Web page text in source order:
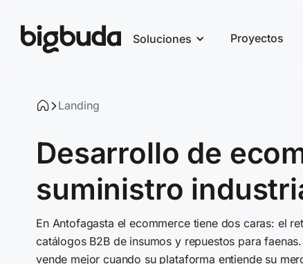
Soluciones Proyectos
Landing
Desarrollo de
suministro
En Antofagasta el ecommerce tiene dos caras: el
catálogos B2B de insumos y repuestos para
vende mejor cuando su plataforma entiende su